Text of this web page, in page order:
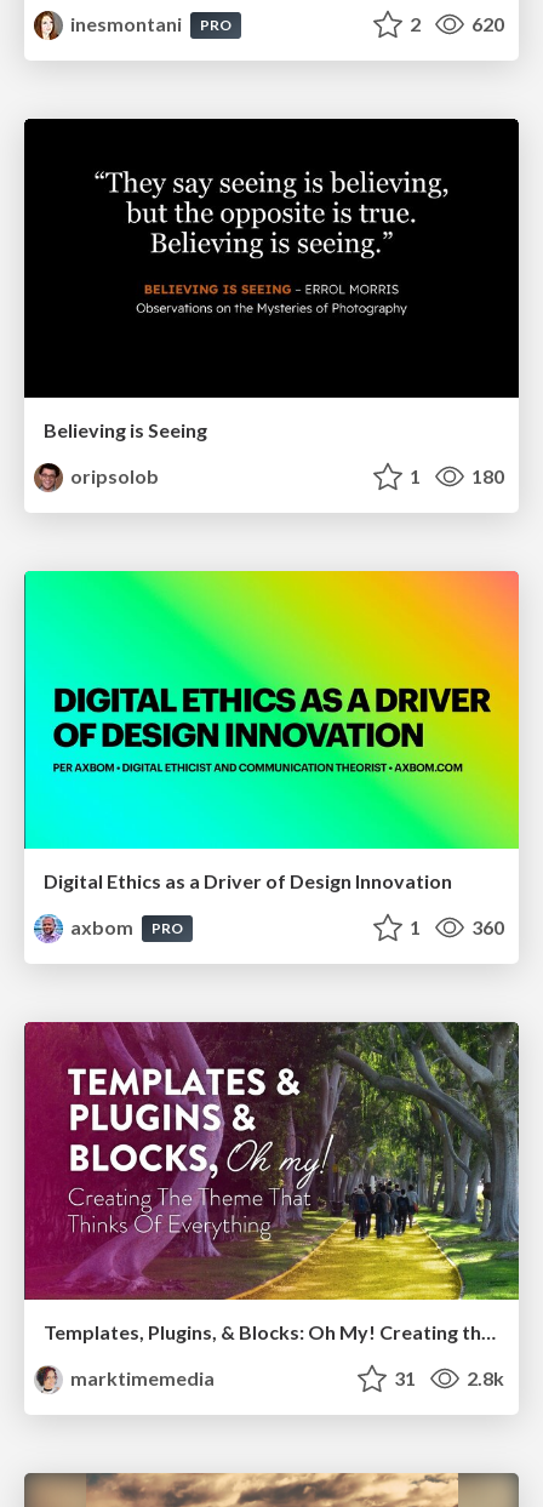
inesmontani
PRO 2 620
Believing is Seeing
oripsolob
1 180
Digital Ethics as a Driver of Design Innovation
axbom
PRO 1 360
Templates, Plugins, & Blocks: Oh My! Creating the theme that thinks of everything
marktimemedia
31 2.8k